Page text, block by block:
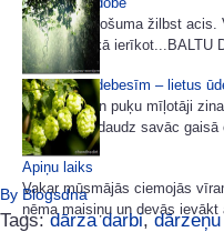
No rudens košuma žilbst
pastāstīšu kā ierīkot...BALTU
Dāvana no debesīm – lietus
Visi dārzu un puķu mīļotāji
uz zemi, nedaudz savāc
Apiņu laiks
Vakar mūsmājās ciemojās
ņēma maisiņu un devās
By Blogsdna
Tags:dārza darbi,